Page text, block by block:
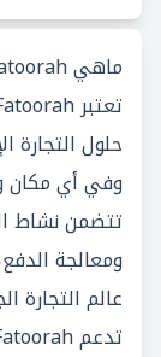
ماهي MyFatoorah؟
حلول التجارة
وفي أي مكان
تتضمن نشاط
ومعالجة
عالم التجارة